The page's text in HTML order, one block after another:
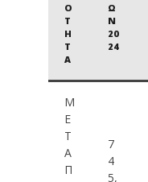
Ό
Τ
Η
Τ
Α
Ω
Ν
20
24
Μ
Ε
Τ
Α
Π
7
4
5,